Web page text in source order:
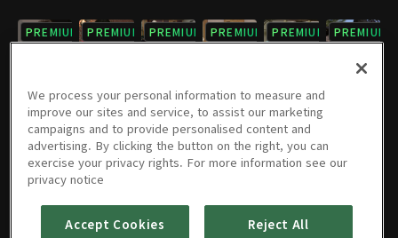
PREMIUM PREMIUM PREMIUM PREMIUM PREMIUM PREMIUM
PREMIUM
19회
12/30/2022 • 34분
PREMIUM
20회
PREMIUM
21회
PREMIUM
22회
PREMIUM
23회 24회
We process your personal information to measure and
improve our sites and service, to assist our marketing
campaigns and to provide personalised content and
advertising. By clicking the button on the right, you can
exercise your privacy rights. For more information see our
privacy notice
Accept Cookies Reject All